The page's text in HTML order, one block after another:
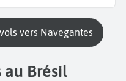
vers Navegantes
Brésil